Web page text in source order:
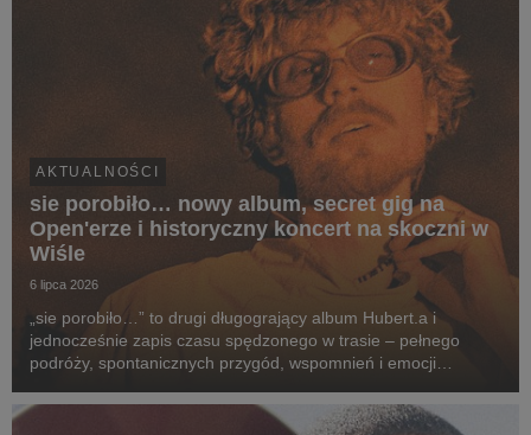
AKTUALNOŚCI
sie porobiło… nowy album, secret gig na
Open'erze i historyczny koncert na skoczni w
Wiśle
6 lipca 2026
„sie porobiło…” to drugi długogrający album Hubert.a i
jednocześnie zapis czasu spędzonego w trasie – pełnego
podróży, spontanicznych przygód, wspomnień i emocji
z kolorowych bloków na największe festiwale w kra...